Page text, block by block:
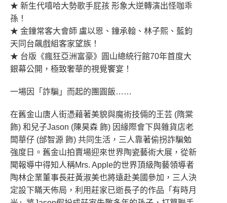
★ 新生代嘻哈大勢歌手屁孩 形象大逆轉演出怪咖乖
孫！
★ 金鐘常客大會師 盧以恩、鐘承翰、林子熙、藍鈞
天同台飆戲組客家望族！
★ 台版《瘋狂亞洲富豪》圓山總統行館70年首度大
銀幕公開，極致奢華的視覺饗宴！
一場因「詐騙」而起的團圓飯……
在舊金山唐人街憑藉著美貌與魔術技倆的王芸 (隋棠
飾) 和兒子Jason (陳昊森 飾) 因緣際會下與雜貨店老
闆華仔 (邰智源 飾) 共同生活，三人靠著偷拐詐騙勉
強度日。舊金山拍賣場迎來世界陶瓷藝術大展，從新
聞報導中得知人稱Mrs. Apple的世界頂級陶藝領導者
陶林企業董事長莊黃淑美也將遠赴美國參加，三人決
定設下瞞天佈局，利用莊家已逝長子的作品「有時月